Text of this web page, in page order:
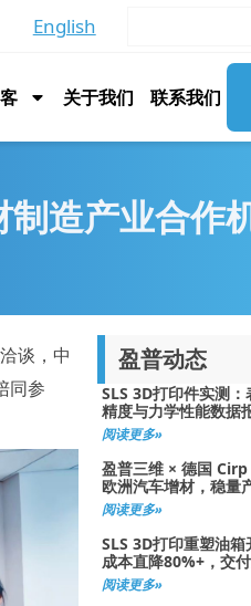
English
关于我们 联系我们
造产业合作
谈，中
同参
盈普动态
SLS 3D打印件实测
精度与力学性能数据
阅读更多»
盈普三维 × 德国 Cirp
欧洲汽车增材，稳量
阅读更多»
SLS 3D打印重塑油
成本直降80%+，交
阅读更多»